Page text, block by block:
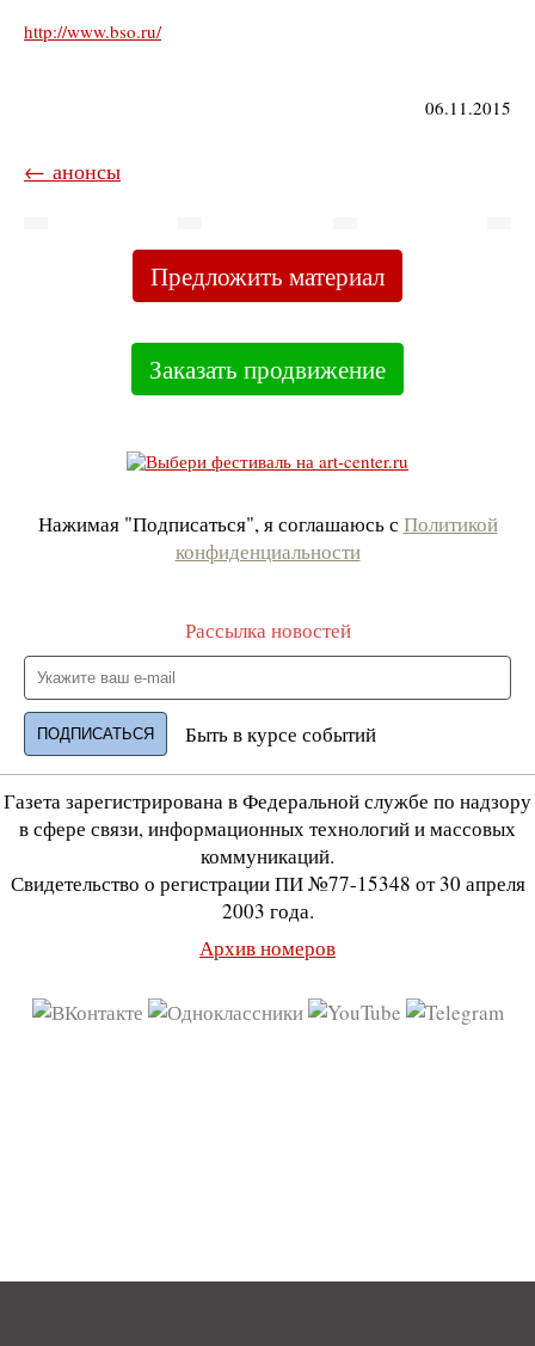
http://www.bso.ru/
06.11.2015
← анонсы
Предложить материал
Заказать продвижение
Нажимая "Подписаться", я соглашаюсь с Политикой
конфиденциальности
Рассылка новостей
Быть в курсе событий
Газета зарегистрирована в Федеральной службе по надзору
в сфере связи, информационных технологий и массовых
коммуникаций.
Свидетельство о регистрации ПИ №77-15348 от 30 апреля
2003 года.
Архив номеров